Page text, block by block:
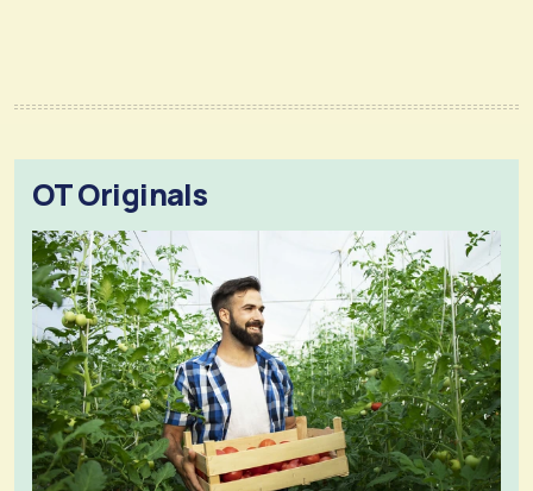
OT Originals